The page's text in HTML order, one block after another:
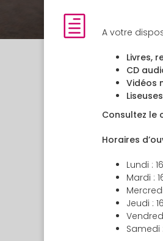
A votre
Livres,
CD
Vidéos
Consultez le
Horaires
Lundi :
Mardi :
Jeudi :
Samedi